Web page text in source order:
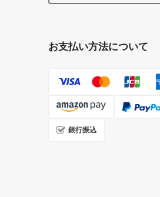
お支払い方法について
銀行振込